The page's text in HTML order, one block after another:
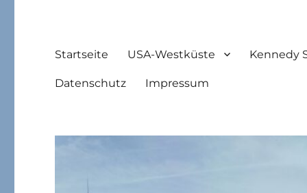
Startseite USA-Westküste Kennedy
Datenschutz Impressum